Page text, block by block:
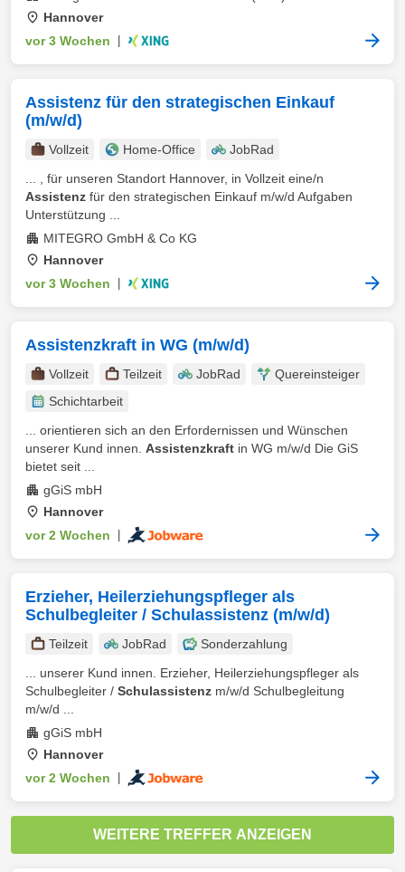
Hannover
vor 3 Wochen
Assistenz für den strategischen Einkauf
(m/w/d)
Vollzeit Home-Office
JobRad
... , für unseren Standort Hannover, in Vollzeit eine/n
Assistenz für den strategischen Einkauf m/w/d Aufgaben
Unterstützung ...
MITEGRO GmbH & Co KG
Hannover
vor 3 Wochen
Assistenzkraft in WG (m/w/d)
Vollzeit Teilzeit JobRad
Quereinsteiger
Schichtarbeit
... orientieren sich an den Erfordernissen und Wünschen
unserer Kund innen. Assistenzkraft in WG m/w/d Die GiS
bietet seit ...
gGiS mbH
Hannover
vor 2 Wochen
Erzieher, Heilerziehungspfleger als
Schulbegleiter / Schulassistenz (m/w/d)
Teilzeit JobRad
Sonderzahlung
... unserer Kund innen. Erzieher, Heilerziehungspfleger als
Schulbegleiter / Schulassistenz m/w/d Schulbegleitung
m/w/d ...
gGiS mbH
Hannover
vor 2 Wochen
WEITERE TREFFER ANZEIGEN